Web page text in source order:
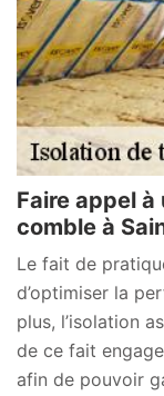
Faire appel
comble à
Le fait de
d’optimiser la
plus, l’isolation
de ce fait
afin de pouvoir